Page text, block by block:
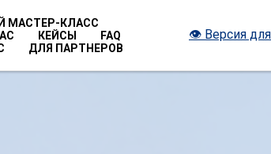
МАСТЕР-КЛАСС
КЕЙСЫ
FAQ
ДЛЯ ПАРТНЕРОВ
👁 Версия